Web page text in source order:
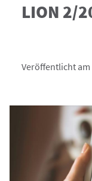
LION 2/
Veröffentlicht am